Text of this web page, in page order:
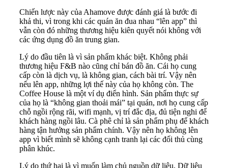
Chiến lược này của Ahamove được đánh giá là bước đi
khả thi, vì trong khi các quán ăn đua nhau “lên app” thì
vẫn còn đó những thương hiệu kiên quyết nói không với
các ứng dụng đồ ăn trung gian.
Lý do đầu tiên là vì sản phẩm khác biệt. Không phải
thương hiệu F&B nào cũng chỉ bán đồ ăn. Cái họ cung
cấp còn là dịch vụ, là không gian, cách bài trí. Vậy nên
nếu lên app, những lợi thế này của họ không còn. The
Coffee House là một ví dụ điển hình. Sản phẩm thực sự
của họ là “không gian thoải mái” tại quán, nơi họ cung cấp
chỗ ngồi rộng rãi, wifi mạnh, vị trí đắc địa, đủ tiện nghi để
khách hàng ngồi lâu. Cà phê chỉ là sản phẩm phụ để khách
hàng tận hưởng sản phẩm chính. Vậy nên họ không lên
app vì biết mình sẽ không cạnh tranh lại các đối thủ cùng
phân khúc.
Lý do thứ hai là vì muốn làm chủ nguồn dữ liệu. Dữ liệu